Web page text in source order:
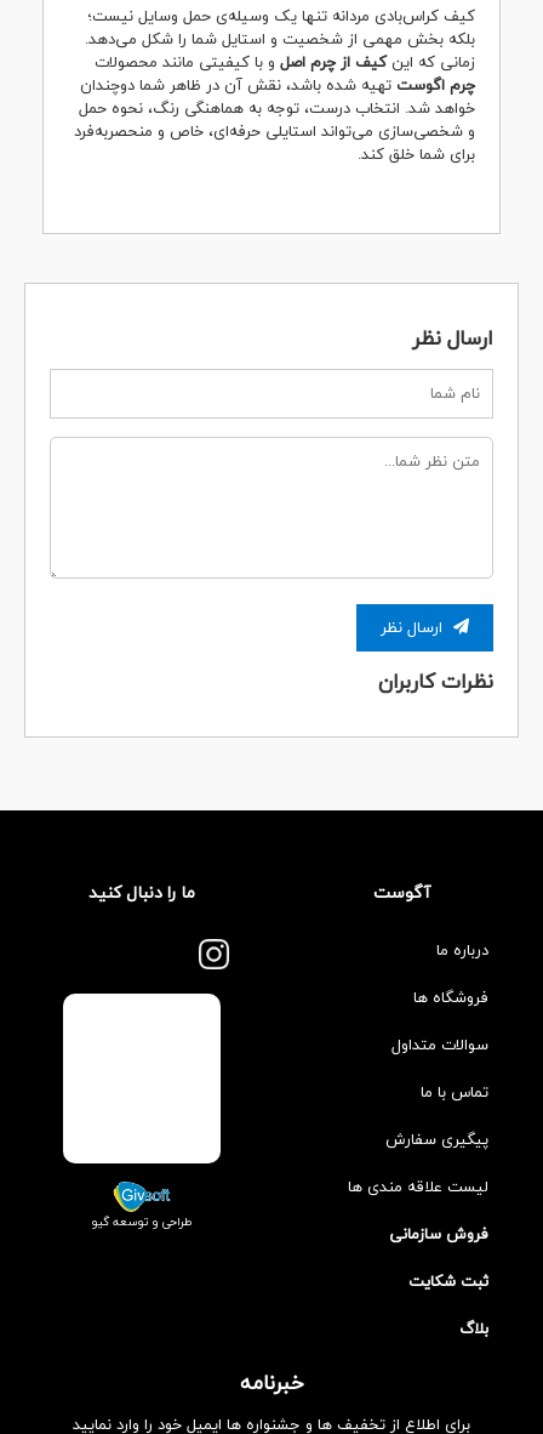
کیف کراس‌بادی مردانه تنها یک وسیله‌ی حمل وسایل نیست؛
بلکه بخش مهمی از شخصیت و استایل شما را شکل می‌دهد.
زمانی که اینکیف از چرم اصل و با کیفیتی مانند محصولات
چرم اگوست تهیه شده باشد، نقش آن در ظاهر شما دوچندان
خواهد شد. انتخاب درست، توجه به هماهنگی رنگ، نحوه حمل
و شخصی‌سازی می‌تواند استایلی حرفه‌ای، خاص و منحصربه‌فرد
برای شما خلق کند.
ارسال نظر
ارسال نظر
نظرات کاربران
آگوست
درباره ما
فروشگاه ها
سوالات متداول
تماس با ما
پیگیری سفارش
لیست علاقه مندی ها
فروش سازمانی
ثبت شکایت
بلاگ
ما را دنبال کنید
طراحی و توسعه گیو
خبرنامه
برای اطلاع از تخفیف ها و جشنواره ها ایمیل خود را وارد نمایید